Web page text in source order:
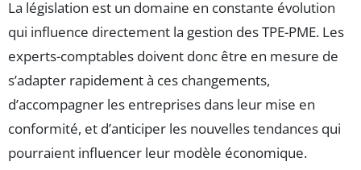
La législation est un domaine en constante évolution
qui influence directement la gestion des TPE-PME. Les
experts-comptables doivent donc être en mesure de
s’adapter rapidement à ces changements,
d’accompagner les entreprises dans leur mise en
conformité, et d’anticiper les nouvelles tendances qui
pourraient influencer leur modèle économique.